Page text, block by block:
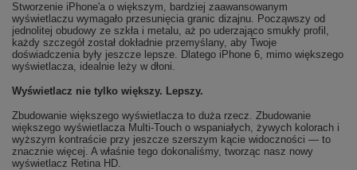
Stworzenie iPhone'a o większym, bardziej zaawansowanym
wyświetlaczu wymagało przesunięcia granic dizajnu. Począwszy od
jednolitej obudowy ze szkła i metalu, aż po uderzająco smukły profil,
każdy szczegół został dokładnie przemyślany, aby Twoje
doświadczenia były jeszcze lepsze. Dlatego iPhone 6, mimo większego
wyświetlacza, idealnie leży w dłoni.
Wyświetlacz nie tylko większy. Lepszy.
Zbudowanie większego wyświetlacza to duża rzecz. Zbudowanie
większego wyświetlacza Multi‑Touch o wspaniałych, żywych kolorach i
wyższym kontraście przy jeszcze szerszym kącie widoczności — to
znacznie więcej. A właśnie tego dokonaliśmy, tworząc nasz nowy
wyświetlacz Retina HD.